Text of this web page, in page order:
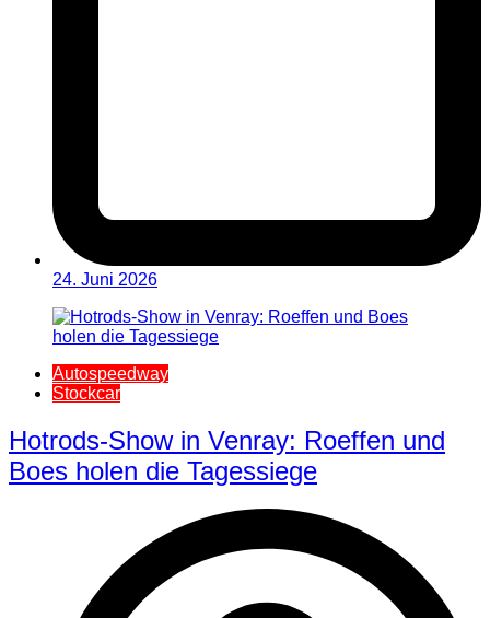
24. Juni 2026
Autospeedway
Stockcar
Hotrods-Show in Venray: Roeffen und
Boes holen die Tagessiege